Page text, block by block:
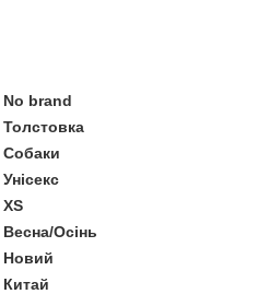
No brand
Толстовка
Собаки
Унісекс
XS
Весна/Осінь
Новий
Китай